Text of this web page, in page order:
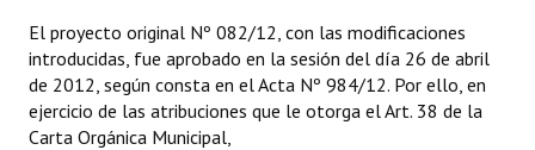
El proyecto original Nº 082/12, con las modificaciones
introducidas, fue aprobado en la sesión del día 26 de abril
de 2012, según consta en el Acta Nº 984/12. Por ello, en
ejercicio de las atribuciones que le otorga el Art. 38 de la
Carta Orgánica Municipal,